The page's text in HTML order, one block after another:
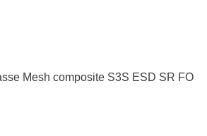
Mesh composite S3S ESD SR FO